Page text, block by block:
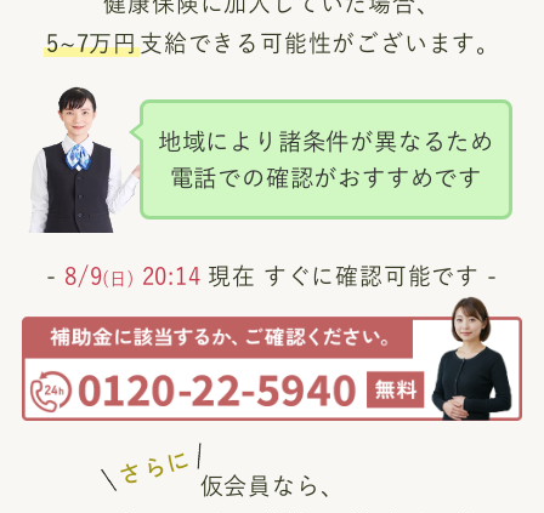
5~7万円支給できる可能性がございます。
地域により諸条件が異なるため
電話での確認がおすすめです
- 8/9(日) 20:14 現在 すぐに確認可能です -
さらに 仮会員なら、